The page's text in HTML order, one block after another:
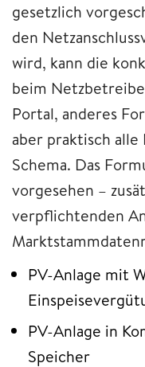
gesetzlich
den
wird, kann die
beim
Portal, anderes
aber praktisch
Schema. Das
vorgesehen –
verpflichtenden
PV-Anlage mit
PV-Anlage in
Speicher